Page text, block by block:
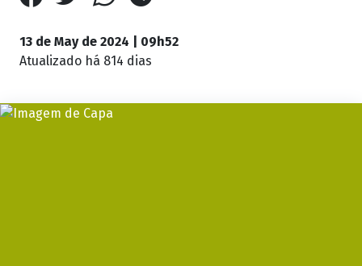
13 de May de 2024 | 09h52
Atualizado há 814 dias